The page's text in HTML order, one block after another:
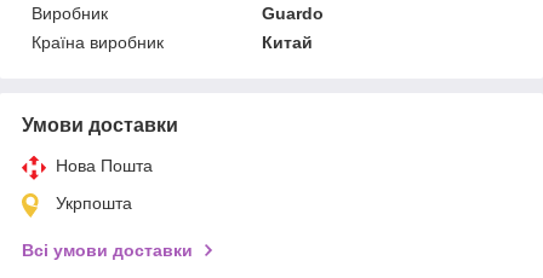
Виробник
Guardo
Країна виробник
Китай
Умови доставки
Нова Пошта
Укрпошта
Всі умови доставки